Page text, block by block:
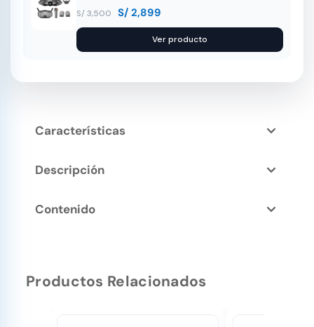
S/3,500 S/ 2,899
Ver producto
Características
Descripción
Contenido
Productos Relacionados